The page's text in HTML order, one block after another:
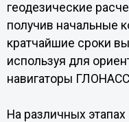
геодезические
получив начальные
кратчайшие сроки
используя для
навигаторы
На различных